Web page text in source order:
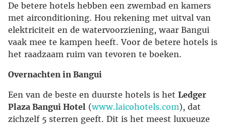
De betere hotels hebben een zwembad en kamers
met airconditioning. Hou rekening met uitval van
elektriciteit en de watervoorziening, waar Bangui
vaak mee te kampen heeft. Voor de betere hotels is
het raadzaam ruim van tevoren te boeken.
Overnachten in Bangui
Een van de beste en duurste hotels is het Ledger
Plaza Bangui Hotel (www.laicohotels.com), dat
zichzelf 5 sterren geeft. Dit is het meest luxueuze